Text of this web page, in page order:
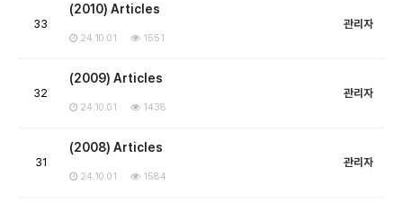
33
(2010) Articles
24.10.01 1551
관리자
32
(2009) Articles
24.10.01 1438
관리자
31
(2008) Articles
24.10.01 1584
관리자